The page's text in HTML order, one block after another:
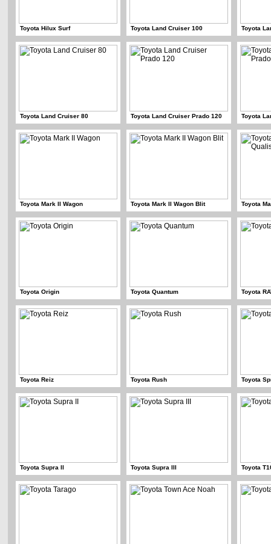
Toyota Hilux Surf Toyota Land Cruiser 100 Toyota
Toyota Land Cruiser 80 Toyota Land Cruiser Prado 120 Toyota
Toyota Mark II Wagon Toyota Mark II Wagon Blit Toyota
Toyota Origin Toyota Quantum Toyota
Toyota Reiz Toyota Rush Toyota
Toyota Supra II Toyota Supra III Toyota